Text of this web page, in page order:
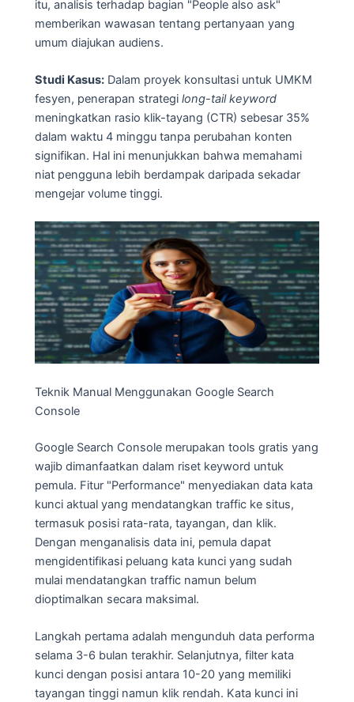
itu, analisis terhadap bagian "People also ask"
memberikan wawasan tentang pertanyaan yang
umum diajukan audiens.
Studi Kasus: Dalam proyek konsultasi untuk UMKM
fesyen, penerapan strategi long-tail keyword
meningkatkan rasio klik-tayang (CTR) sebesar 35%
dalam waktu 4 minggu tanpa perubahan konten
signifikan. Hal ini menunjukkan bahwa memahami
niat pengguna lebih berdampak daripada sekadar
mengejar volume tinggi.
Teknik Manual Menggunakan Google Search
Console
Google Search Console merupakan tools gratis yang
wajib dimanfaatkan dalam riset keyword untuk
pemula. Fitur "Performance" menyediakan data kata
kunci aktual yang mendatangkan traffic ke situs,
termasuk posisi rata-rata, tayangan, dan klik.
Dengan menganalisis data ini, pemula dapat
mengidentifikasi peluang kata kunci yang sudah
mulai mendatangkan traffic namun belum
dioptimalkan secara maksimal.
Langkah pertama adalah mengunduh data performa
selama 3-6 bulan terakhir. Selanjutnya, filter kata
kunci dengan posisi antara 10-20 yang memiliki
tayangan tinggi namun klik rendah. Kata kunci ini